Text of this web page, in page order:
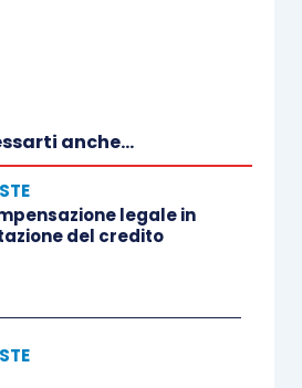
anche...
legale in
del credito